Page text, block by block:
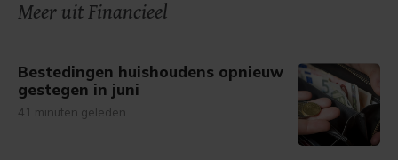
Meer uit Financieel
Bestedingen huishoudens opnieuw
gestegen in juni
41 minuten geleden